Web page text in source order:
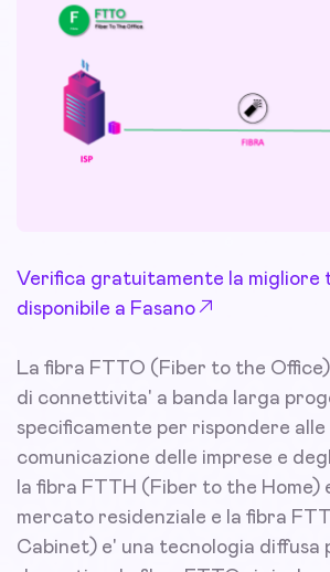
Verifica gratuitamente la migliore
disponibile a Fasano
La fibra FTTO (Fiber to the Office)
di connettivita' a banda larga
specificamente per rispondere alle
comunicazione delle imprese e
la fibra FTTH (Fiber to the Home)
mercato residenziale e la fibra
Cabinet) e' una tecnologia diffusa